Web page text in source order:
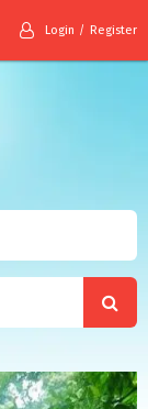
Login Register